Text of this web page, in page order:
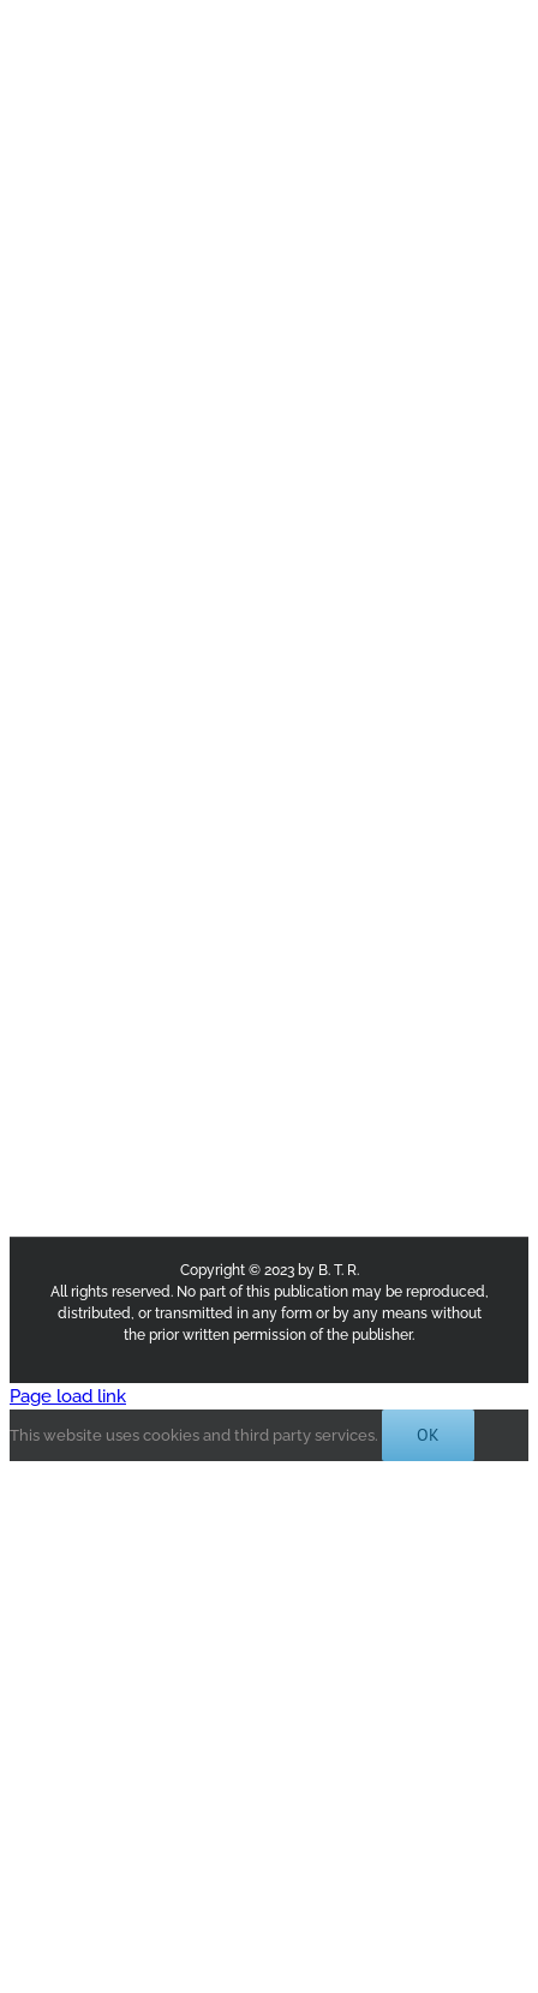
Copyright © 2023 by B. T. R.
All rights reserved. No part of this publication may be reproduced,
distributed, or transmitted in any form or by any means without
the prior written permission of the publisher.
Page load link
This website uses cookies and third party services. OK